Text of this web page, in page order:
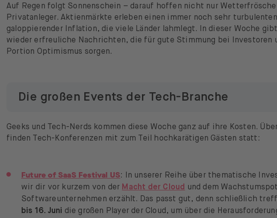
Auf Regen folgt Sonnenschein – darauf hoffen nicht nur
Privatanleger. Aktienmärkte erleben einen immer noch sehr
galoppierender Inflation, die viele Länder lahmlegt. In dieser Woche
wieder erfreuliche Nachrichten, die für gute Stimmung bei Investoren
Portion Optimismus sorgen.
Die großen Events der Tech-Branche
Geeks und Tech-Nerds kommen diese Woche ganz auf ihre Kosten.
finden Tech-Konferenzen mit zum Teil hochkarätigen Gästen statt:
Future of SaaS Festival US: In unserer Reihe über thematische
wir dir vor kurzem von der Macht der Cloud
und dem
Softwareunternehmen erzählt. Das passt gut, denn schließlich
bis 16. Juni die großen Player der Cloud, um über die